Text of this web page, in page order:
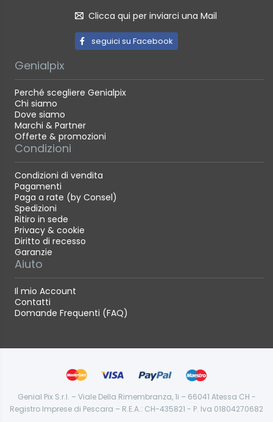
Clicca qui per inviarci una Mail
seguici su Facebook
Genialpix
Perché scegliere Genialpix
Chi siamo
Dove siamo
Marchi & Partner
Offerte & promozioni
Condizioni
Condizioni di vendita
Pagamenti
Paga a rate (by Consel)
Spedizioni
Ritiro in sede
Privacy & cookie
Diritto di recesso
Garanzie
Aiuto
Il mio Account
Contatti
Domande Frequenti (FAQ)
Genial Pix S.r.l. – Viale Della Rimembranza, 1i – 66041 Atessa CH -
Registro Imprese di Pescara – R.E.A.: CH-435821 - P. Iva 01804270682